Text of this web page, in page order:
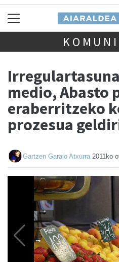
medio, Abasto
eraberritzeko
prozesua
Gartzen Garaio Atxurra 2011ko